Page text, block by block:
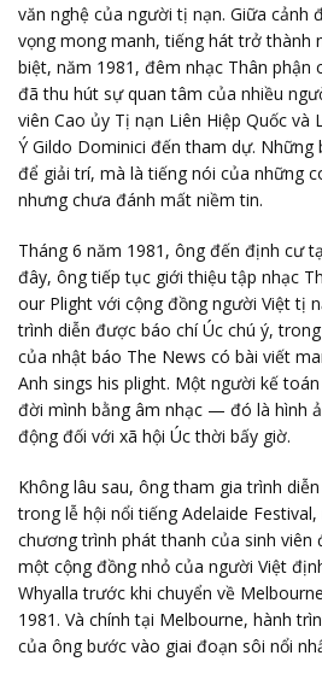
văn nghệ của người tị nạn. Giữa cảnh
vọng mong manh, tiếng hát trở thành
biệt, năm 1981, đêm nhạc Thân phận
đã thu hút sự quan tâm của nhiều
viên Cao ủy Tị nạn Liên Hiệp Quốc và
Ý Gildo Dominici đến tham dự.
để giải trí, mà là tiếng nói của những
nhưng chưa đánh mất niềm tin.
Tháng 6 năm 1981, ông đến định cư
đây, ông tiếp tục giới thiệu tập nhạc
our Plight với cộng đồng người Việt tị
trình diễn được báo chí Úc chú ý,
của nhật báo The News có bài viết
Anh sings his plight. Một người kế
đời mình bằng âm nhạc — đó là hình
động đối với xã hội Úc thời bấy giờ.
Không lâu sau, ông tham gia trình
trong lễ hội nổi tiếng Adelaide
chương trình phát thanh của sinh viên
một cộng đồng nhỏ của người Việt
Whyalla trước khi chuyển về
1981. Và chính tại Melbourne, hành
của ông bước vào giai đoạn sôi nổi